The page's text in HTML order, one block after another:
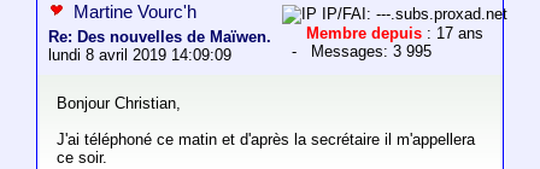
Martine Vourc'h
Re: Des nouvelles de Maïwen.
lundi 8 avril 2019 14:09:09
IP/FAI: ---.subs.proxad.net
Membre depuis : 17 ans
- Messages: 3 995
Bonjour Christian,
J'ai téléphoné ce matin et d'après la secrétaire il m'appellera
ce soir.